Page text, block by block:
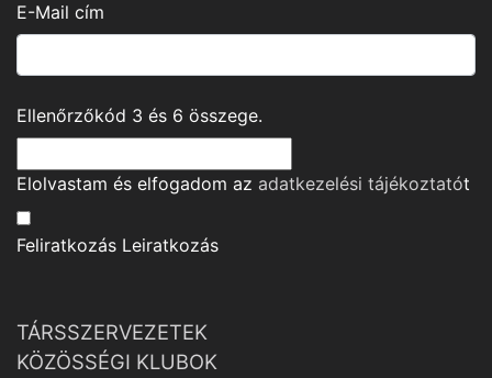
E-Mail cím
Ellenőrzőkód 3 és 6 összege.
Elolvastam és elfogadom az adatkezelési tájékoztatót
Feliratkozás Leiratkozás
TÁRSSZERVEZETEK
KÖZÖSSÉGI KLUBOK